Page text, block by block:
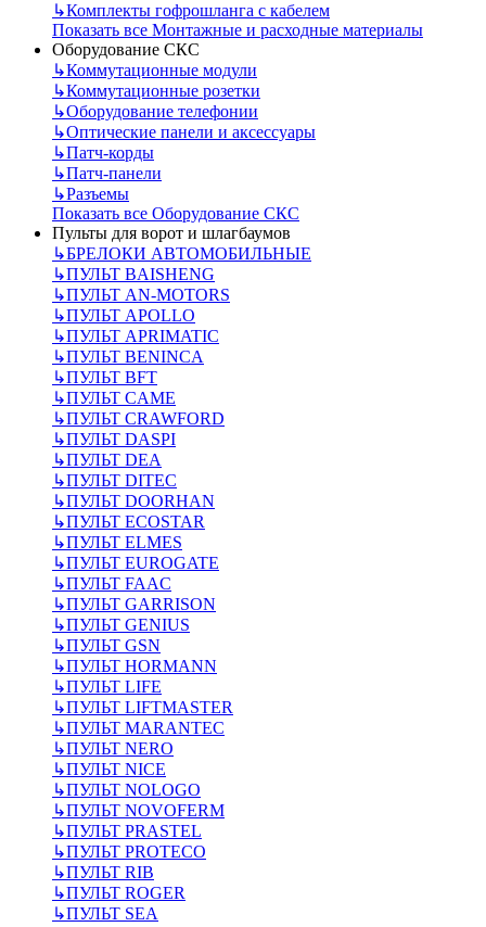
↳Комплекты гофрошланга с кабелем
Показать все Монтажные и расходные материалы
Оборудование СКС
↳Коммутационные модули
↳Коммутационные розетки
↳Оборудование телефонии
↳Оптические панели и аксессуары
↳Патч-корды
↳Патч-панели
↳Разъемы
Показать все Оборудование СКС
Пульты для ворот и шлагбаумов
↳БРЕЛОКИ АВТОМОБИЛЬНЫЕ
↳ПУЛЬТ BAISHENG
↳ПУЛЬТ AN-MOTORS
↳ПУЛЬТ APOLLO
↳ПУЛЬТ APRIMATIC
↳ПУЛЬТ BENINCA
↳ПУЛЬТ BFT
↳ПУЛЬТ CAME
↳ПУЛЬТ CRAWFORD
↳ПУЛЬТ DASPI
↳ПУЛЬТ DEA
↳ПУЛЬТ DITEC
↳ПУЛЬТ DOORHAN
↳ПУЛЬТ ECOSTAR
↳ПУЛЬТ ELMES
↳ПУЛЬТ EUROGATE
↳ПУЛЬТ FAAC
↳ПУЛЬТ GARRISON
↳ПУЛЬТ GENIUS
↳ПУЛЬТ GSN
↳ПУЛЬТ HORMANN
↳ПУЛЬТ LIFE
↳ПУЛЬТ LIFTMASTER
↳ПУЛЬТ MARANTEC
↳ПУЛЬТ NERO
↳ПУЛЬТ NICE
↳ПУЛЬТ NOLOGO
↳ПУЛЬТ NOVOFERM
↳ПУЛЬТ PRASTEL
↳ПУЛЬТ PROTECO
↳ПУЛЬТ RIB
↳ПУЛЬТ ROGER
↳ПУЛЬТ SEA